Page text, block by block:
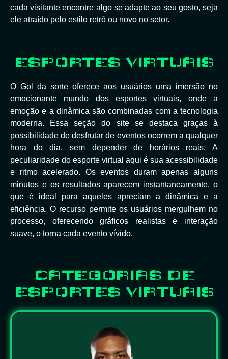
cada visitante encontre algo se adapte ao seu gosto, seja
ele atraído pelo estilo retrô ou novo no setor.
ESPORTES VIRTUAIS
O Gol da sorte oferece aos usuários uma imersão no
emocionante mundo dos esportes virtuais, onde a
emoção e a dinâmica são combinadas com a tecnologia
moderna. Essa seção do site se destaca graças à
possibilidade de desfrutar de eventos ocorrem a qualquer
hora do dia, sem depender de horários reais. A
peculiaridade do esporte virtual aqui é sua acessibilidade
e ritmo acelerado. Os eventos duram apenas alguns
minutos e os resultados aparecem instantaneamente, o
que é ideal para aqueles apreciam a dinâmica e a
eficiência. O recurso permite os usuários mergulhem no
processo, oferecendo gráficos realistas e interação
suave, o torna cada evento vívido.
CATEGORIAS DE
ESPORTES VIRTUAIS